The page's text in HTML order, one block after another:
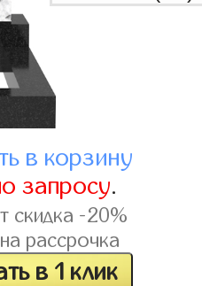
в корзину
запросу.
скидка -20%
рассрочка
в 1 клик